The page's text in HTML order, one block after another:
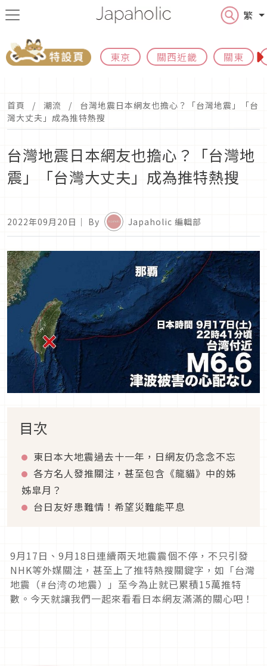
繁
東京 關西近畿 關東
首頁 潮流
台灣地震日本網友也擔心？「台灣地震」「台
灣大丈夫」成為推特熱搜
台灣地震日本網友也擔心？「台灣地
震」「台灣大丈夫」成為推特熱搜
2022年09月20日 ｜ By Japaholic 編輯部
目次
東日本大地震過去十一年，日網友仍念念不忘
各方名人發推關注，甚至包含《龍貓》中的姊
姊皐月？
台日友好患難情！希望災難能平息
9月17日、9月18日連續兩天地震震個不停，不只引發
NHK等外媒關注，甚至上了推特熱搜關鍵字，如「台灣
地震（#台湾の地震）」至今為止就已累積15萬推特
數。今天就讓我們一起來看看日本網友滿滿的關心吧！